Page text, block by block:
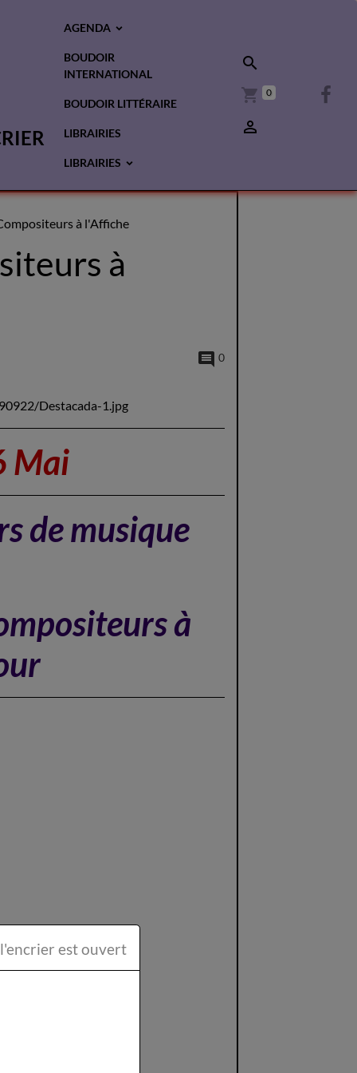
AGENDA
BOUDOIR
INTERNATIONAL
BOUDOIR LITTÉRAIRE
LIBRAIRIES
LIBRAIRIES
0
à l'Affiche
à
0
Mai
de musique
à
la Plume et l'encrier est ouvert